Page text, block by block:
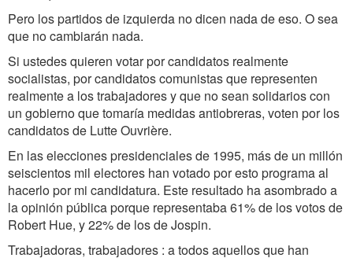
Pero los partidos de izquierda no dicen nada de eso. O sea
que no cambiarán nada.
Si ustedes quieren votar por candidatos realmente
socialistas, por candidatos comunistas que representen
realmente a los trabajadores y que no sean solidarios con
un gobierno que tomaría medidas antiobreras, voten por los
candidatos de Lutte Ouvrière.
En las elecciones presidenciales de 1995, más de un millón
seiscientos mil electores han votado por esto programa al
hacerlo por mi candidatura. Este resultado ha asombrado a
la opinión pública porque representaba 61% de los votos de
Robert Hue, y 22% de los de Jospin.
Trabajadoras, trabajadores : a todos aquellos que han